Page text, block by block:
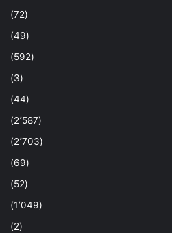
(72)
(49)
(592)
(3)
(44)
(2٬587)
(2٬703)
(69)
(52)
(1٬049)
(2)